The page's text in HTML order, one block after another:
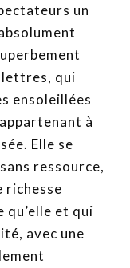
un
lettres, qui
ensoleillées
à
Elle se
ressource,
richesse
et qui
avec une